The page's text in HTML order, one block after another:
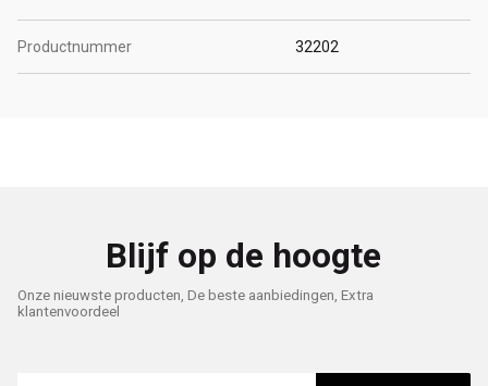
Productnummer 32202
Blijf op de hoogte
Onze nieuwste producten, De beste aanbiedingen, Extra
klantenvoordeel